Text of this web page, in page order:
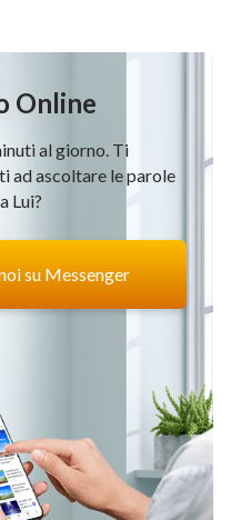
Online
al giorno. Ti
ad ascoltare le parole
Lui?
su Messenger